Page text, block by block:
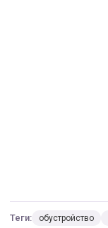
Теги: обустройство